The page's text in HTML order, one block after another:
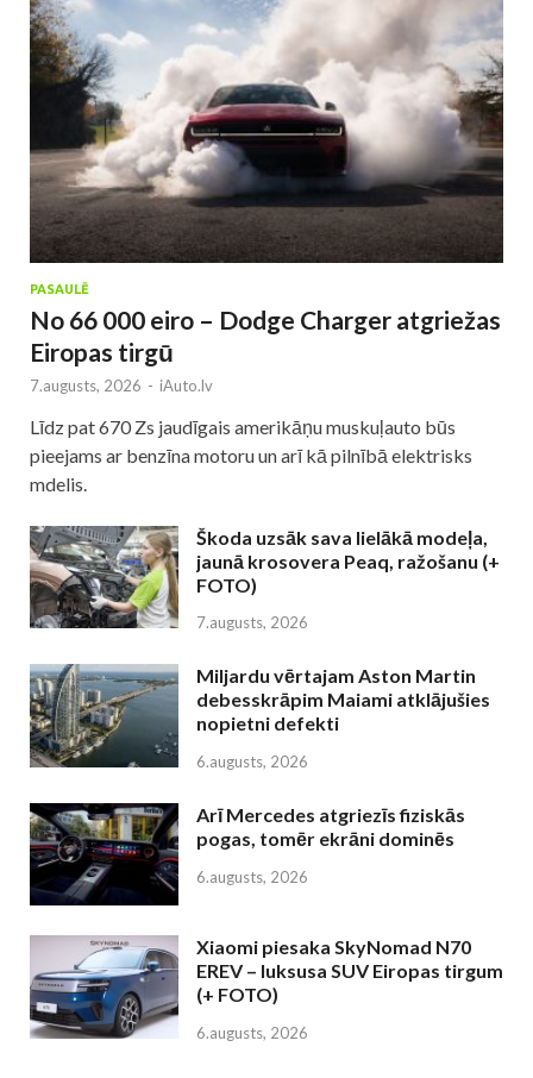
PASAULĒ
No 66 000 eiro – Dodge Charger atgriežas
Eiropas tirgū
7.augusts, 2026 - iAuto.lv
Līdz pat 670 Zs jaudīgais amerikāņu muskuļauto būs
pieejams ar benzīna motoru un arī kā pilnībā elektrisks
mdelis.
Škoda uzsāk sava lielākā modeļa,
jaunā krosovera Peaq, ražošanu (+
FOTO)
7.augusts, 2026
Miljardu vērtajam Aston Martin
debesskrāpim Maiami atklājušies
nopietni defekti
6.augusts, 2026
Arī Mercedes atgriezīs fiziskās
pogas, tomēr ekrāni dominēs
6.augusts, 2026
Xiaomi piesaka SkyNomad N70
EREV – luksusa SUV Eiropas tirgum
(+ FOTO)
6.augusts, 2026